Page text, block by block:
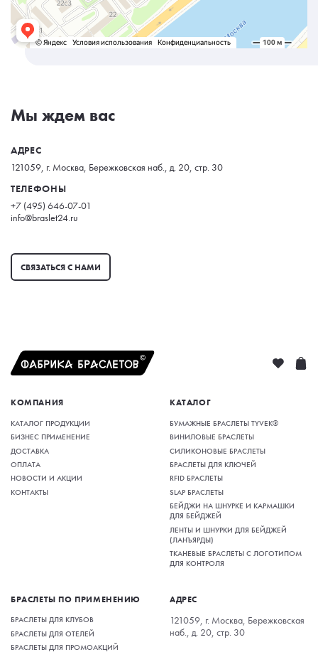
Мы ждем вас
АДРЕС
121059, г. Москва, Бережковская наб., д. 20, стр. 30
ТЕЛЕФОНЫ
+7 (495) 646-07-01
info@braslet24.ru
СВЯЗАТЬСЯ С НАМИ
КОМПАНИЯ
КАТАЛОГ ПРОДУКЦИИ
БИЗНЕС ПРИМЕНЕНИЕ
ДОСТАВКА
ОПЛАТА
НОВОСТИ И АКЦИИ
КОНТАКТЫ
КАТАЛОГ
БУМАЖНЫЕ БРАСЛЕТЫ TYVEK®
ВИНИЛОВЫЕ БРАСЛЕТЫ
СИЛИКОНОВЫЕ БРАСЛЕТЫ
БРАСЛЕТЫ ДЛЯ КЛЮЧЕЙ
RFID БРАСЛЕТЫ
SLAP БРАСЛЕТЫ
БЕЙДЖИ НА ШНУРКЕ И КАРМАШКИ
ДЛЯ БЕЙДЖЕЙ
ЛЕНТЫ И ШНУРКИ ДЛЯ БЕЙДЖЕЙ
(ЛАНЪЯРДЫ)
ТКАНЕВЫЕ БРАСЛЕТЫ С ЛОГОТИПОМ
ДЛЯ КОНТРОЛЯ
БРАСЛЕТЫ ПО ПРИМЕНЕНИЮ
БРАСЛЕТЫ ДЛЯ КЛУБОВ
БРАСЛЕТЫ ДЛЯ ОТЕЛЕЙ
БРАСЛЕТЫ ДЛЯ ПРОМОАКЦИЙ
АДРЕС
121059, г. Москва, Бережковская
наб., д. 20, стр. 30